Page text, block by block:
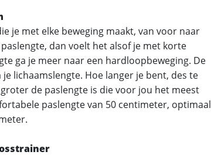
je met elke beweging maakt, van voor naar
dan voelt het alsof je met korte
ga je meer naar een hardloopbeweging. De
lichaamslengte. Hoe langer je bent, des te
de paslengte is die voor jou het meest
paslengte van 50 centimeter, optimaal